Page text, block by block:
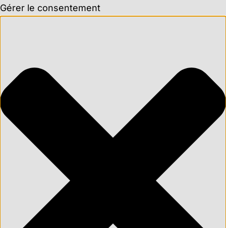
Gérer le consentement